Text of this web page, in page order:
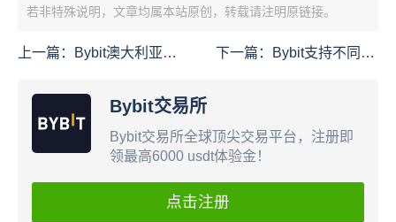
若非特殊说明，文章均属本站原创，转载请注明原链接。
上一篇：
Bybit澳大利亚卡
了？
下一篇： Bybit支持不同设
Bybit交易所
Bybit交易所全球顶尖交易平台，注册即
领最高6000 usdt体验金！
点击注册